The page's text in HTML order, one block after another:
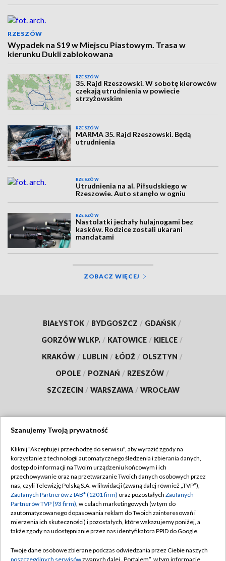
RZESZÓW
Wypadek na S19 w Miejscu Piastowym. Trasa w
kierunku Dukli zablokowana
RZESZÓW
35. Rajd Rzeszowski. W sobotę kierowców
czekają utrudnienia w powiecie
strzyżowskim
RZESZÓW
MARMA 35. Rajd Rzeszowski. Będą
utrudnienia
RZESZÓW
Utrudnienia na al. Piłsudskiego w
Rzeszowie. Auto stanęło w ogniu
RZESZÓW
Nastolatki jechały hulajnogami bez
kasków. Rodzice zostali ukarani
mandatami
ZOBACZ WIĘCEJ
BIAŁYSTOK / BYDGOSZCZ / GDAŃSK /
GORZÓW WLKP. / KATOWICE / KIELCE /
KRAKÓW / LUBLIN / ŁÓDŹ / OLSZTYN /
OPOLE / POZNAŃ / RZESZÓW /
SZCZECIN / WARSZAWA / WROCŁAW
TVP
Abonament TVP
Emisja w TVP
Centrum informacji TVP
Naziemna Telewizja Cyfrowa
Rada Programowa
Regulamin TVP
Polityka prywatności
Moje zgody
Pomoc
Szanujemy Twoją prywatność
Kliknij "Akceptuję i przechodzę do serwisu", aby wyrazić zgody na
korzystanie z technologii automatycznego śledzenia i zbierania danych,
dostęp do informacji na Twoim urządzeniu końcowym i ich
przechowywanie oraz na przetwarzanie Twoich danych osobowych przez
nas, czyli Telewizję Polską S.A. w likwidacji (zwaną dalej również „TVP”),
Zaufanych Partnerów z IAB* (1201 firm) oraz pozostałych Zaufanych
Partnerów TVP (93 firm), w celach marketingowych (w tym do
zautomatyzowanego dopasowania reklam do Twoich zainteresowań i
mierzenia ich skuteczności) i pozostałych, które wskazujemy poniżej, a
także zgody na udostępnianie przez nas identyfikatora PPID do Google.
Twoje dane osobowe zbierane podczas odwiedzania przez Ciebie naszych
poszczególnych serwisówzwanych dalej „Portalem”, w tym informacje